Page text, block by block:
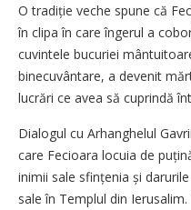
O tradiție veche spune că
în clipa în care îngerul a
cuvintele bucuriei
binecuvântare, a devenit
lucrări ce avea să cuprindă
Dialogul cu Arhanghelul
care Fecioara locuia de
inimii sale sfințenia și
sale în Templul din